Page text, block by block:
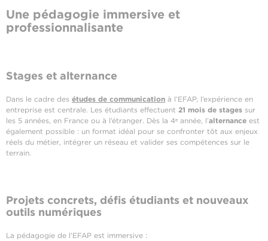
Une pédagogie immersive et
professionnalisante
Stages et alternance
Dans le cadre des études de communication à l’EFAP, l’expérience en
entreprise est centrale. Les étudiants effectuent 21 mois de stages sur
les 5 années, en France ou à l’étranger. Dès la 4ᵉ année, l’alternance est
également possible : un format idéal pour se confronter tôt aux enjeux
réels du métier, intégrer un réseau et valider ses compétences sur le
terrain.
Projets concrets, défis étudiants et nouveaux
outils numériques
La pédagogie de l’EFAP est immersive :